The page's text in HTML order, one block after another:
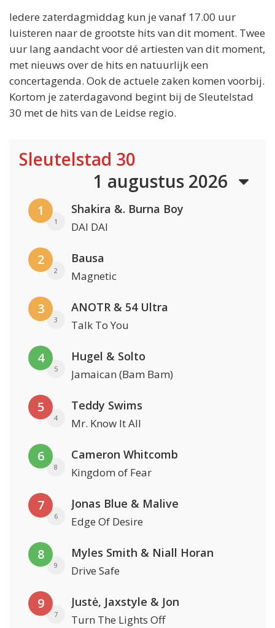
Iedere zaterdagmiddag kun je vanaf 17.00 uur
luisteren naar de grootste hits van dit moment. Twee
uur lang aandacht voor dé artiesten van dit moment,
met nieuws over de hits en natuurlijk een
concertagenda. Ook de actuele zaken komen voorbij.
Kortom je zaterdagavond begint bij de Sleutelstad
30 met de hits van de Leidse regio.
Sleutelstad 30
1 augustus 2026
1
1
Shakira &. Burna Boy
DAI DAI
2
2
Bausa
Magnetic
3
3
ANOTR & 54 Ultra
Talk To You
4
5
Hugel & Solto
Jamaican (Bam Bam)
5
4
Teddy Swims
Mr. Know It All
6
8
Cameron Whitcomb
Kingdom of Fear
7
6
Jonas Blue & Malive
Edge Of Desire
8
9
Myles Smith & Niall Horan
Drive Safe
9
7
Justė, Jaxstyle & Jon
Turn The Lights Off